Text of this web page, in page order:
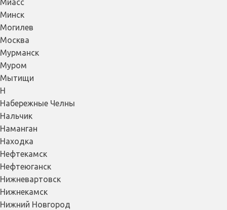
Миасс
Минск
Могилев
Москва
Мурманск
Муром
Мытищи
Н
Набережные Челны
Нальчик
Наманган
Находка
Нефтекамск
Нефтеюганск
Нижневартовск
Нижнекамск
Нижний Новгород